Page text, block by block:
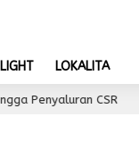
LOKALITA
3 hari lalu